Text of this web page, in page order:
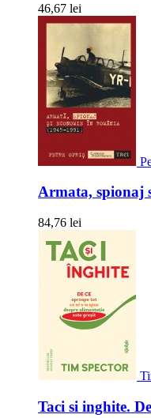
46,67 lei
Armata, spionaj
84,76 lei
Taci si inghite.